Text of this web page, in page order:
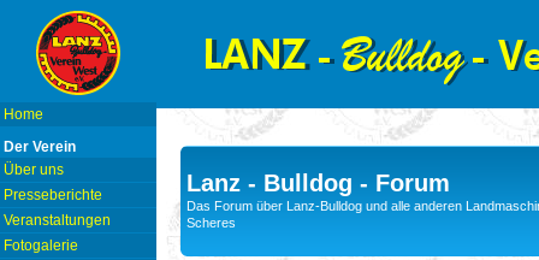
Home
Der Verein
Über uns
Presseberichte
Veranstaltungen
Fotogalerie
Lanz - Bulldog - Forum
Das Forum über Lanz-Bulldog und alle anderen
Scheres